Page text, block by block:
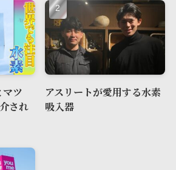
ツ
され
アスリートが愛用する水素
吸入器